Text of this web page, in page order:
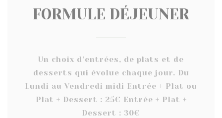
FORMULE DÉJEUNER
Un choix d’entrées, de plats et de
desserts qui évolue chaque jour. Du
Lundi au Vendredi midi Entrée + Plat ou
Plat + Dessert : 25€ Entrée + Plat +
Dessert : 30€